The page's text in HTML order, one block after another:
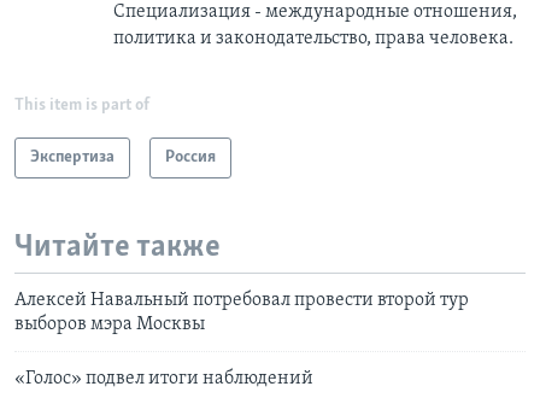
Специализация - международные отношения,
политика и законодательство, права человека.
This item is part of
Экспертиза Россия
Читайте также
Алексей Навальный потребовал провести второй тур
выборов мэра Москвы
«Голос» подвел итоги наблюдений